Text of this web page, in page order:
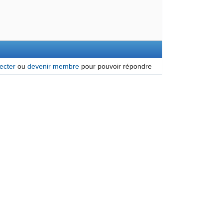
ou devenir membrepour pouvoir répondre